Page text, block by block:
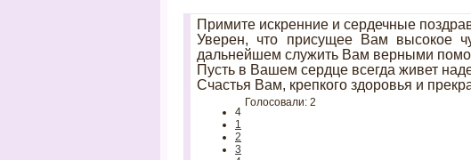
Примите искренние и сердечные
Уверен, что присущее Вам высокое
дальнейшем служить Вам верными
Пусть в Вашем сердце всегда живет
Счастья Вам, крепкого здоровья и
4
1
2
3
Голосовали: 2